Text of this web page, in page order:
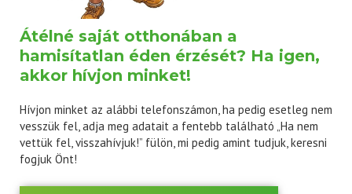
Átélné saját otthonában a
hamisítatlan éden érzését? Ha igen,
akkor hívjon minket!
Hívjon minket az alábbi telefonszámon, ha pedig esetleg nem
vesszük fel, adja meg adatait a fentebb található „Ha nem
vettük fel, visszahívjuk!” fülön, mi pedig amint tudjuk, keresni
fogjuk Önt!